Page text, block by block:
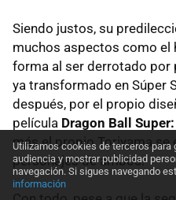
Siendo justos, su
muchos aspectos como el
forma al ser derrotado por
ya transformado en Súper
después, por el propio
película Dragon Ball
más el propio Toriyama se
personajes de ambos.
Utilizamos cookies de terceros
audiencia y mostrar publicidad
navegación. Si sigues navegando
información